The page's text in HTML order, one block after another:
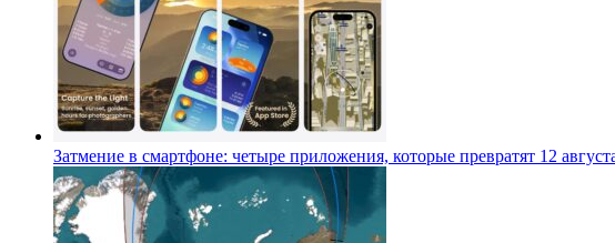
Затмение в смартфоне: четыре приложения, которые превратят 12